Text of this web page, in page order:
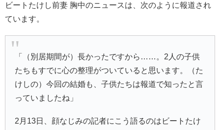
ビートたけし前妻 胸中のニュースは、次のように報道され
ています。
「（別居期間が）長かったですから……。2人の子供
たちもすでに心の整理がついていると思います。（た
けしの）今回の結婚も、子供たちは報道で知ったと言
っていましたね」
2月13日、顔なじみの記者にこう語るのはビートたけ